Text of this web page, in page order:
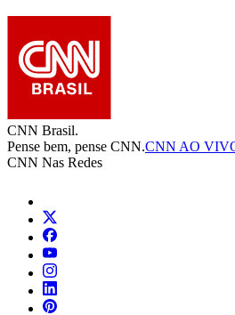
CNN Brasil.
Pense bem, pense CNN.CNN AO
CNN Nas Redes